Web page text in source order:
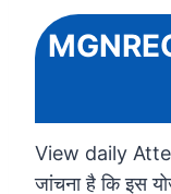
View daily
जांचना है कि इस